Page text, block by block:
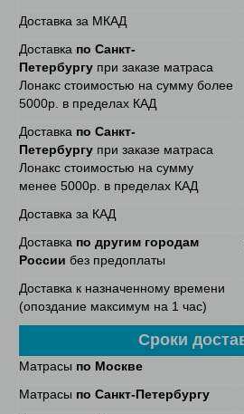
Доставка за МКАД
Доставка по Санкт-
Петербургу при заказе матраса
Лонакс стоимостью на сумму более
5000р. в пределах КАД
Доставка по Санкт-
Петербургу при заказе матраса
Лонакс стоимостью на сумму
менее 5000р. в пределах КАД
Доставка за КАД
Доставка по другим городам
России без предоплаты
Доставка к назначенному времени
(опоздание максимум на 1 час)
Сроки
Матрасы по Москве
Матрасы по Санкт-Петербургу